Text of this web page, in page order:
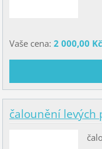
Vaše cena: 2 000,00 Kč
čalounění